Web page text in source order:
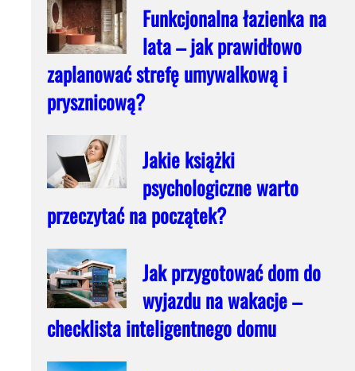
Funkcjonalna łazienka na
lata – jak prawidłowo
zaplanować strefę umywalkową i
prysznicową?
Jakie książki
psychologiczne warto
przeczytać na początek?
Jak przygotować dom do
wyjazdu na wakacje –
checklista inteligentnego domu